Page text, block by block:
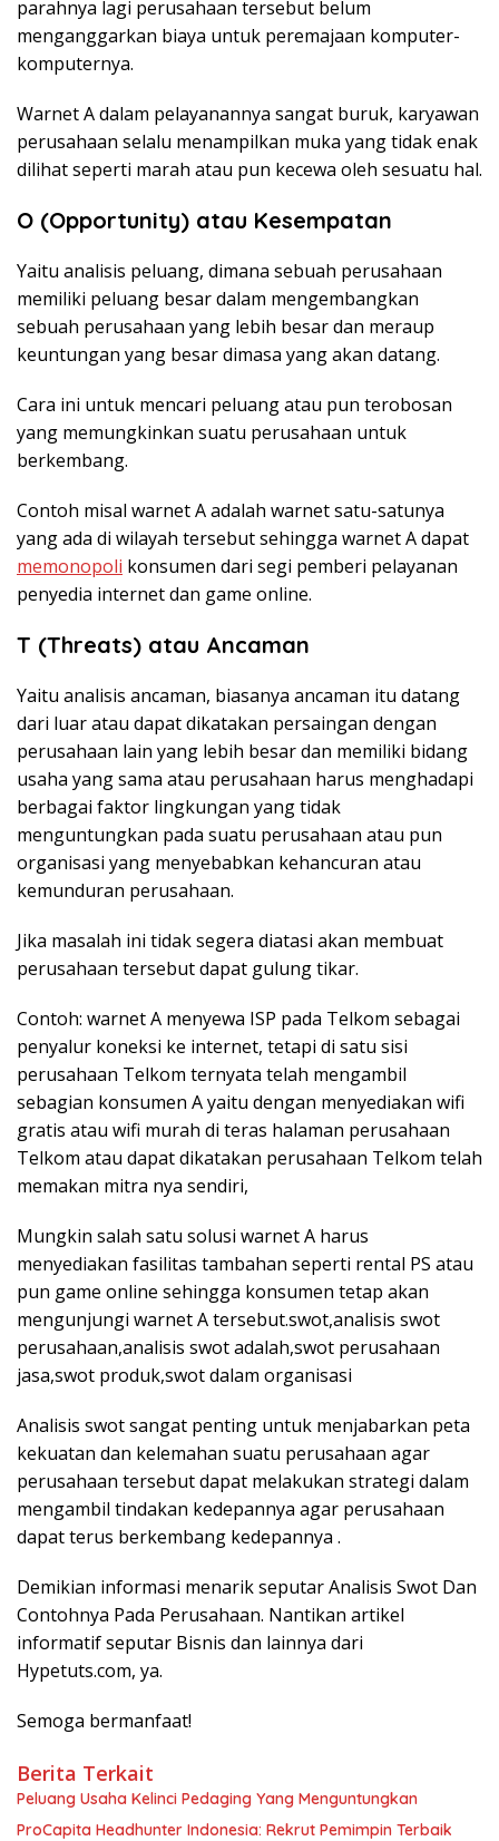
parahnya lagi perusahaan tersebut belum
menganggarkan biaya untuk peremajaan komputer-
komputernya.
Warnet A dalam pelayanannya sangat buruk, karyawan
perusahaan selalu menampilkan muka yang tidak enak
dilihat seperti marah atau pun kecewa oleh sesuatu hal.
O (Opportunity) atau Kesempatan
Yaitu analisis peluang, dimana sebuah perusahaan
memiliki peluang besar dalam mengembangkan
sebuah perusahaan yang lebih besar dan meraup
keuntungan yang besar dimasa yang akan datang.
Cara ini untuk mencari peluang atau pun terobosan
yang memungkinkan suatu perusahaan untuk
berkembang.
Contoh misal warnet A adalah warnet satu-satunya
yang ada di wilayah tersebut sehingga warnet A dapat
memonopoli konsumen dari segi pemberi pelayanan
penyedia internet dan game online.
T (Threats) atau Ancaman
Yaitu analisis ancaman, biasanya ancaman itu datang
dari luar atau dapat dikatakan persaingan dengan
perusahaan lain yang lebih besar dan memiliki bidang
usaha yang sama atau perusahaan harus menghadapi
berbagai faktor lingkungan yang tidak
menguntungkan pada suatu perusahaan atau pun
organisasi yang menyebabkan kehancuran atau
kemunduran perusahaan.
Jika masalah ini tidak segera diatasi akan membuat
perusahaan tersebut dapat gulung tikar.
Contoh: warnet A menyewa ISP pada Telkom sebagai
penyalur koneksi ke internet, tetapi di satu sisi
perusahaan Telkom ternyata telah mengambil
sebagian konsumen A yaitu dengan menyediakan wifi
gratis atau wifi murah di teras halaman perusahaan
Telkom atau dapat dikatakan perusahaan Telkom telah
memakan mitra nya sendiri,
Mungkin salah satu solusi warnet A harus
menyediakan fasilitas tambahan seperti rental PS atau
pun game online sehingga konsumen tetap akan
mengunjungi warnet A tersebut.swot,analisis swot
perusahaan,analisis swot adalah,swot perusahaan
jasa,swot produk,swot dalam organisasi
Analisis swot sangat penting untuk menjabarkan peta
kekuatan dan kelemahan suatu perusahaan agar
perusahaan tersebut dapat melakukan strategi dalam
mengambil tindakan kedepannya agar perusahaan
dapat terus berkembang kedepannya .
Demikian informasi menarik seputar Analisis Swot Dan
Contohnya Pada Perusahaan. Nantikan artikel
informatif seputar Bisnis dan lainnya dari
Hypetuts.com, ya.
Semoga bermanfaat!
Berita Terkait
Peluang Usaha Kelinci Pedaging Yang Menguntungkan
ProCapita Headhunter Indonesia: Rekrut Pemimpin Terbaik